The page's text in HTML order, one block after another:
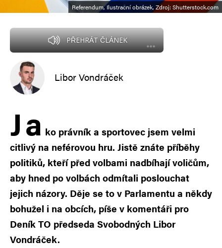
Referendum, Ilustrační obrázek, Zdroj: Shutterstock.com
PŘEHRÁT ČLÁNEK
Libor Vondráček
Ja ko právník a sportovec jsem velmi
citlivý na neférovou hru. Jistě znáte příběhy
politiků, kteří před volbami nadbíhají voličům,
aby hned po volbách odmítali poslouchat
jejich názory. Děje se to v Parlamentu a někdy
bohužel i na obcích, píše v komentáři pro
Deník TO předseda Svobodných Libor
Vondráček.